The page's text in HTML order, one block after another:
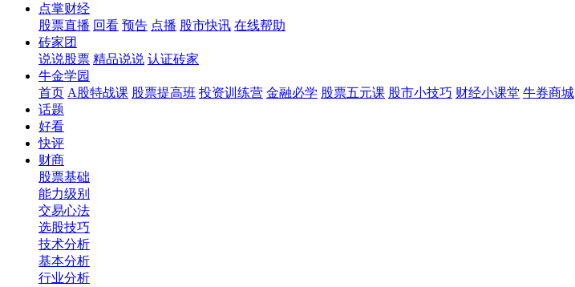
点掌财经
股票直播 回看 预告 点播 股市快讯 在线帮助
砖家团
说说股票 精品说说 认证砖家
牛金学园
首页 A股特战课 股票提高班 投资训练营 金融必学 股票五元课 股市小技巧 财经小课堂 牛券商城
话题
好看
快评
财商
股票基础
能力级别
交易心法
选股技巧
技术分析
基本分析
行业分析